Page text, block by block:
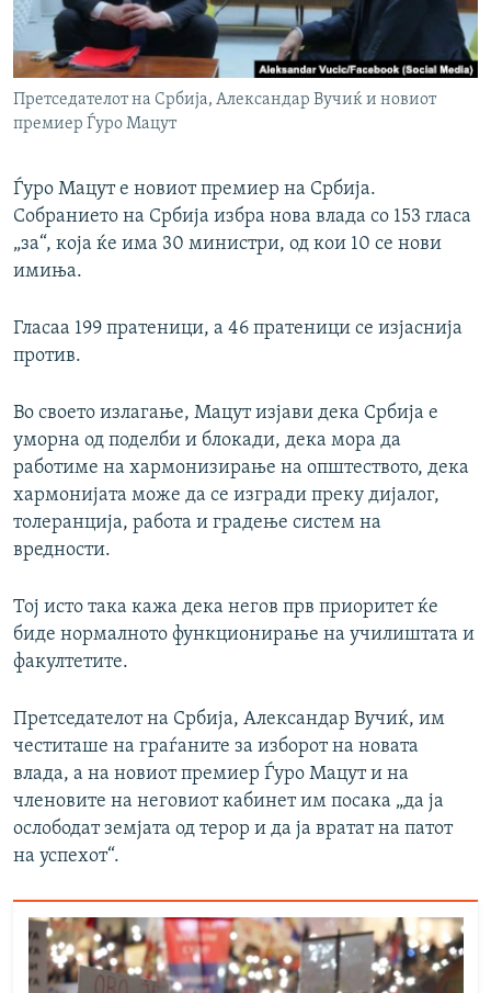
РСЕ веб страници
Претседателот на Србија, Александар Вучиќ и новиот
премиер Ѓуро Мацут
Ѓуро Мацут е новиот премиер на Србија.
Собранието на Србија избра нова влада со 153 гласа
„за“, која ќе има 30 министри, од кои 10 се нови
имиња.
Гласаа 199 пратеници, а 46 пратеници се изјаснија
против.
Во своето излагање, Мацут изјави дека Србија е
уморна од поделби и блокади, дека мора да
работиме на хармонизирање на општеството, дека
хармонијата може да се изгради преку дијалог,
толеранција, работа и градење систем на
вредности.
Тој исто така кажа дека негов прв приоритет ќе
биде нормалното функционирање на училиштата и
факултетите.
Претседателот на Србија, Александар Вучиќ, им
честиташе на граѓаните за изборот на новата
влада, а на новиот премиер Ѓуро Мацут и на
членовите на неговиот кабинет им посака „да ја
ослободат земјата од терор и да ја вратат на патот
на успехот“.